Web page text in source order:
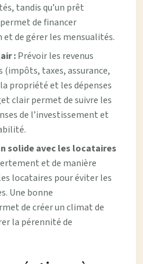
tandis qu’un prêt
de financer
et de gérer les mensualités.
:Prévoir les revenus
(impôts, taxes, assurance,
propriété et les dépenses
clair permet de suivre les
de l’investissement et
solide avec les locataires
et de manière
locataires pour éviter les
Une bonne
de créer un climat de
la pérennité de